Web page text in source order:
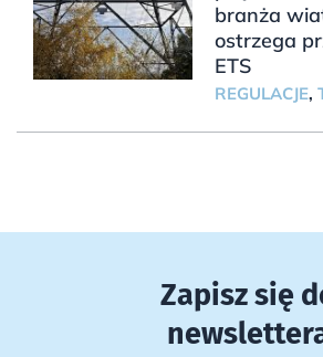
branża
ostrzega
ETS
REGULACJE,
Zapisz się